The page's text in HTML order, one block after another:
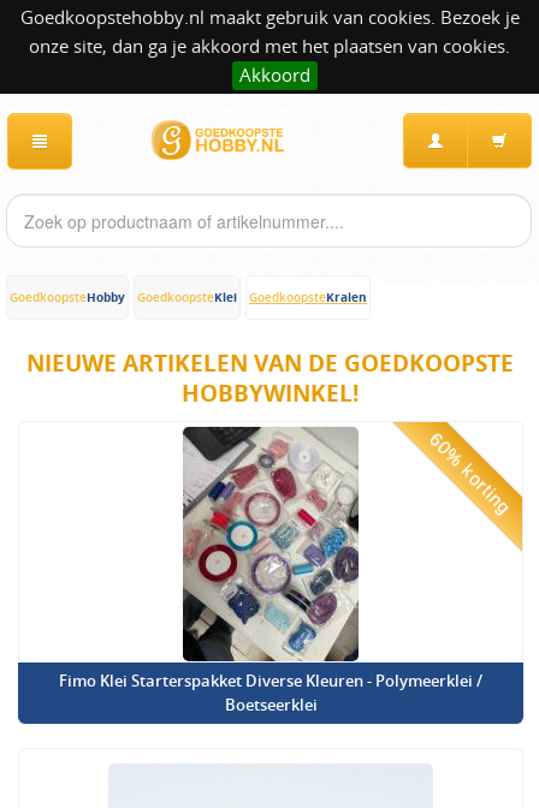
Goedkoopstehobby.nl maakt gebruik van cookies. Bezoek je
onze site, dan ga je akkoord met het plaatsen van cookies.
Akkoord
GoedkoopsteHobby GoedkoopsteKlei GoedkoopsteKralen
NIEUWE ARTIKELEN VAN DE GOEDKOOPSTE
HOBBYWINKEL!
60% korting
Fimo Klei Starterspakket Diverse Kleuren - Polymeerklei /
Boetseerklei